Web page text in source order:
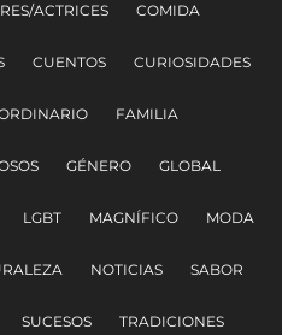
ACTRICES COMIDA
CUENTOS CURIOSIDADES
FAMILIA
GÉNERO GLOBAL
LGBT MAGNÍFICO MODA
NOTICIAS SABOR
SUCESOS TRADICIONES